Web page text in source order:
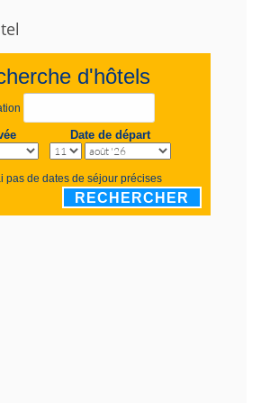
d'hôtels
Date de départ
pas de dates de séjour précises
RECHERCHER